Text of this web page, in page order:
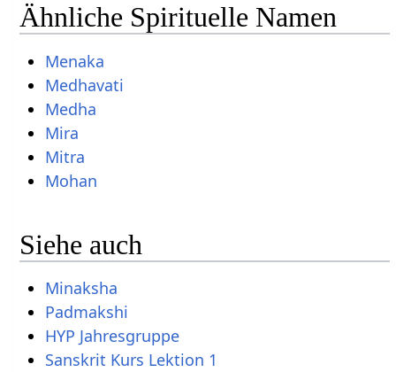
Ähnliche Spirituelle Namen
Menaka
Medhavati
Medha
Mira
Mitra
Mohan
Siehe auch
Minaksha
Padmakshi
HYP Jahresgruppe
Sanskrit Kurs Lektion 1